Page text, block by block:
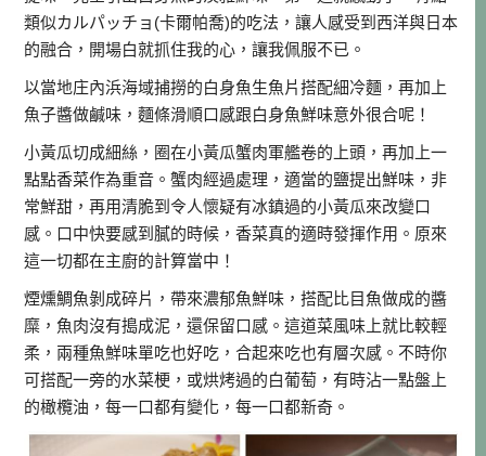
類似カルパッチョ(卡爾帕喬)的吃法，讓人感受到西洋與日本
的融合，開場白就抓住我的心，讓我佩服不已。
以當地庄內浜海域捕撈的白身魚生魚片搭配細冷麵，再加上
魚子醬做鹹味，麵條滑順口感跟白身魚鮮味意外很合呢！
小黃瓜切成細絲，圈在小黃瓜蟹肉軍艦卷的上頭，再加上一
點點香菜作為重音。蟹肉經過處理，適當的鹽提出鮮味，非
常鮮甜，再用清脆到令人懷疑有冰鎮過的小黃瓜來改變口
感。口中快要感到膩的時候，香菜真的適時發揮作用。原來
這一切都在主廚的計算當中！
煙燻鯛魚剝成碎片，帶來濃郁魚鮮味，搭配比目魚做成的醬
糜，魚肉沒有搗成泥，還保留口感。這道菜風味上就比較輕
柔，兩種魚鮮味單吃也好吃，合起來吃也有層次感。不時你
可搭配一旁的水菜梗，或烘烤過的白葡萄，有時沾一點盤上
的橄欖油，每一口都有變化，每一口都新奇。